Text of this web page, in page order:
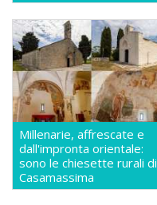
Millenarie, affrescate e
dall'impronta orientale:
sono le chiesette rurali di
Casamassima